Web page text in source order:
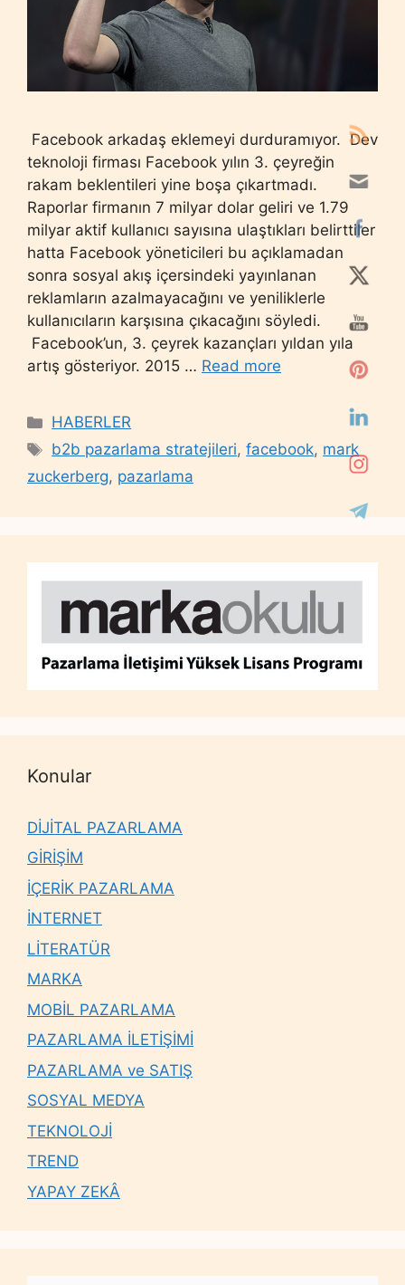
Facebook arkadaş eklemeyi durduramıyor. Dev
teknoloji firması Facebook yılın 3. çeyreğin
rakam beklentileri yine boşa çıkartmadı.
Raporlar firmanın 7 milyar dolar geliri ve 1.79
milyar aktif kullanıcı sayısına ulaştıkları belirttiler
hatta Facebook yöneticileri bu açıklamadan
sonra sosyal akış içersindeki yayınlanan
reklamların azalmayacağını ve yeniliklerle
kullanıcıların karşısına çıkacağını söyledi.
Facebook’un, 3. çeyrek kazançları yıldan yıla
artış gösteriyor. 2015 … Read more
Categories
HABERLER
Tags
b2b pazarlama stratejileri,facebook, mark
zuckerberg, pazarlama
Konular
DİJİTAL PAZARLAMA
GİRİŞİM
İÇERİK PAZARLAMA
İNTERNET
LİTERATÜR
MARKA
MOBİL PAZARLAMA
PAZARLAMA İLETİŞİMİ
PAZARLAMA ve SATIŞ
SOSYAL MEDYA
TEKNOLOJİ
TREND
YAPAY ZEKÂ